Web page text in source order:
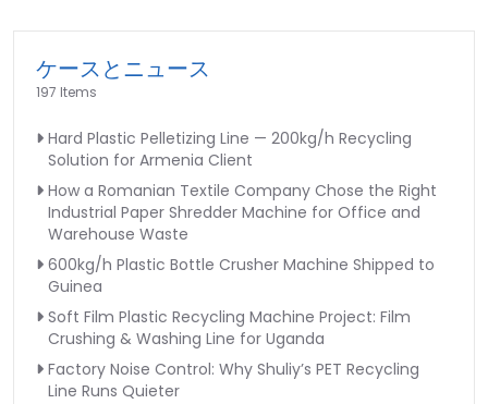
ケースとニュース
197 Items
Hard Plastic Pelletizing Line — 200kg/h Recycling
Solution for Armenia Client
How a Romanian Textile Company Chose the Right
Industrial Paper Shredder Machine for Office and
Warehouse Waste
600kg/h Plastic Bottle Crusher Machine Shipped to
Guinea
Soft Film Plastic Recycling Machine Project: Film
Crushing & Washing Line for Uganda
Factory Noise Control: Why Shuliy’s PET Recycling
Line Runs Quieter